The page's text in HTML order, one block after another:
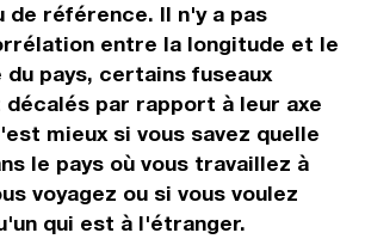
de référence. Il n'y a pas
entre la longitude et le
pays, certains fuseaux
par rapport à leur axe
mieux si vous savez quelle
le pays où vous travaillez à
voyagez ou si vous voulez
qui est à l'étranger.